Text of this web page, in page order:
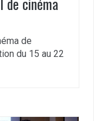
de
du 15 au 22